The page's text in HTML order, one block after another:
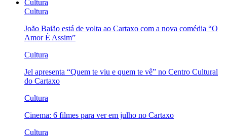
Cultura
Cultura
João Baião está de volta ao Cartaxo com a nova comédia “O
Amor É Assim”
Cultura
Jel apresenta “Quem te viu e quem te vê” no Centro Cultural
do Cartaxo
Cultura
Cinema: 6 filmes para ver em julho no Cartaxo
Cultura